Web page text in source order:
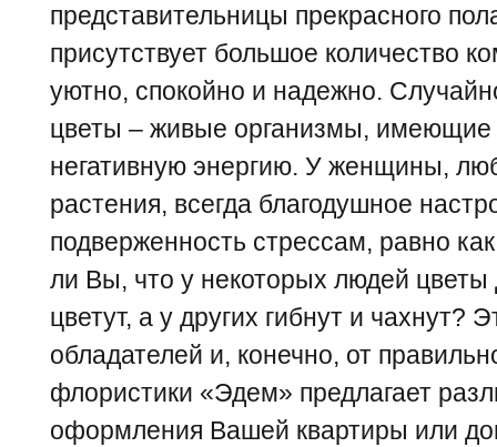
представительницы прекрасного
присутствует большое количество
уютно, спокойно и надежно.
цветы – живые организмы, имеющие
негативную энергию. У женщины,
растения, всегда благодушное
подверженность стрессам, равно
ли Вы, что у некоторых людей
цветут, а у других гибнут и чахнут?
обладателей и, конечно, от
флористики «Эдем» предлагает
оформления Вашей квартиры или